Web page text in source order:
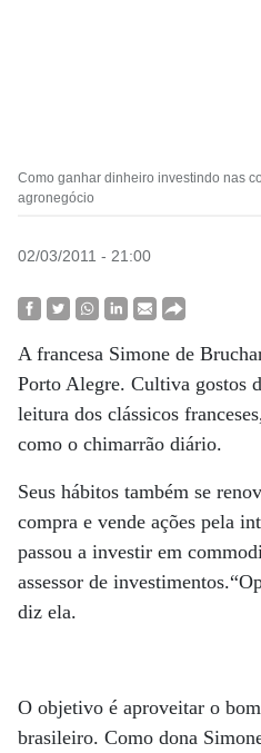
Como ganhar dinheiro investindo nas
agronegócio
02/03/2011 - 21:00
A francesa Simone de
Porto Alegre. Cultiva gostos
leitura dos clássicos
como o chimarrão diário.
Seus hábitos também se
compra e vende ações pela
passou a investir em
assessor de
diz ela.
O objetivo é aproveitar o
brasileiro. Como dona